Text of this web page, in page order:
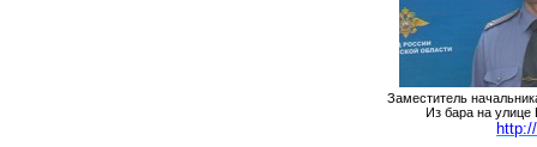
Заместитель
Из бара на улице